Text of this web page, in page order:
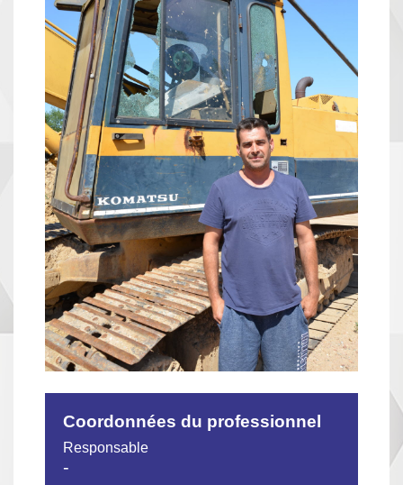
Coordonnées du professionnel
Responsable
-